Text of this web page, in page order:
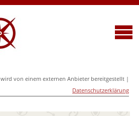
wird von einem externen Anbieter bereitgestellt |
Datenschutzerklärung